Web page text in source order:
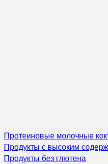
Протеиновые молочные
Продукты с высоким
Продукты без глютена